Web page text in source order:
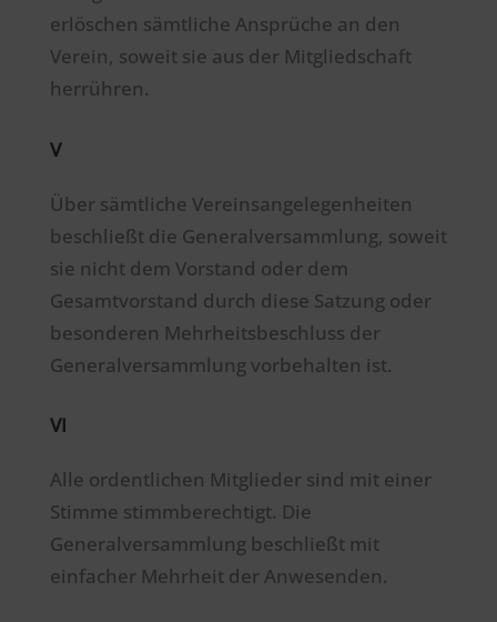
erlöschen sämtliche Ansprüche an den
Verein, soweit sie aus der Mitgliedschaft
herrühren.
V
Über sämtliche Vereinsangelegenheiten
beschließt die Generalversammlung, soweit
sie nicht dem Vorstand oder dem
Gesamtvorstand durch diese Satzung oder
besonderen Mehrheitsbeschluss der
Generalversammlung vorbehalten ist.
VI
Alle ordentlichen Mitglieder sind mit einer
Stimme stimmberechtigt. Die
Generalversammlung beschließt mit
einfacher Mehrheit der Anwesenden.